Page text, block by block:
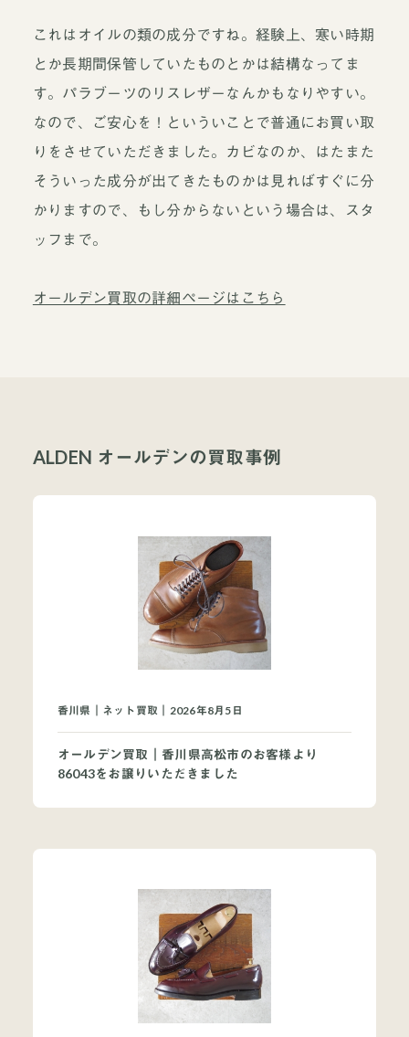
これはオイルの類の成分ですね。経験上、寒い時期
とか長期間保管していたものとかは結構なってま
す。パラブーツのリスレザーなんかもなりやすい。
なので、ご安心を！といういことで普通にお買い取
りをさせていただきました。カビなのか、はたまた
そういった成分が出てきたものかは見ればすぐに分
かりますので、もし分からないという場合は、スタ
ッフまで。
オールデン買取の詳細ページはこちら
ALDEN オールデンの買取事例
香川県｜ネット買取｜2026年8月5日
オールデン買取｜香川県高松市のお客様より
86043をお譲りいただきました